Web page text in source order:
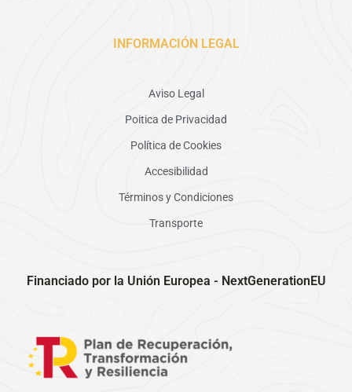
INFORMACIÓN LEGAL
Aviso Legal
Poitica de Privacidad
Política de Cookies
Accesibilidad
Términos y Condiciones
Transporte
Financiado por la Unión Europea - NextGenerationEU